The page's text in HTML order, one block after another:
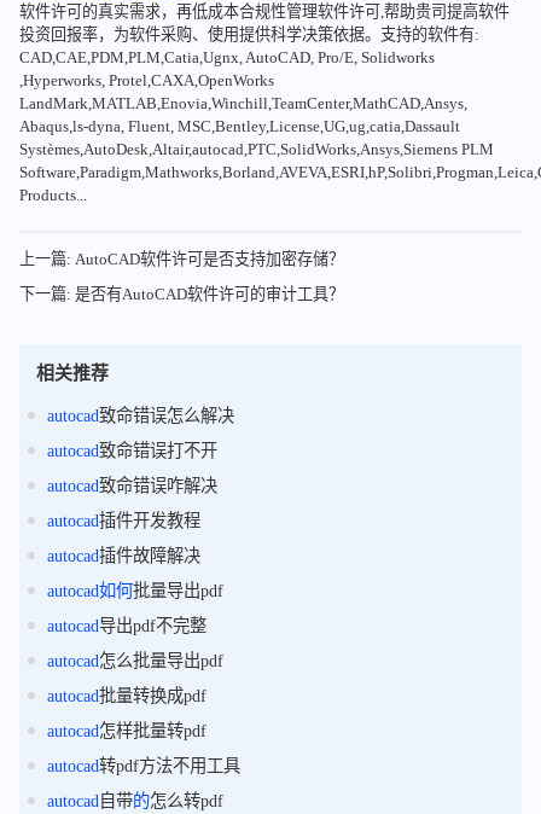
软件许可的真实需求，再低成本合规性管理软件许可,帮助贵司提高软件
投资回报率，为软件采购、使用提供科学决策依据。支持的软件有:
CAD,CAE,PDM,PLM,Catia,Ugnx, AutoCAD, Pro/E, Solidworks
,Hyperworks, Protel,CAXA,OpenWorks
LandMark,MATLAB,Enovia,Winchill,TeamCenter,MathCAD,Ansys,
Abaqus,ls-dyna, Fluent, MSC,Bentley,License,UG,ug,catia,Dassault
Systèmes,AutoDesk,Altair,autocad,PTC,SolidWorks,Ansys,Siemens PLM
Products...
上一篇: AutoCAD软件许可是否支持加密存储？
下一篇: 是否有AutoCAD软件许可的审计工具？
相关推荐
autocad致命错误怎么解决
autocad致命错误打不开
autocad致命错误咋解决
autocad插件开发教程
autocad插件故障解决
autocad如何批量导出pdf
autocad导出pdf不完整
autocad怎么批量导出pdf
autocad批量转换成pdf
autocad怎样批量转pdf
autocad转pdf方法不用工具
autocad 自带的怎么转pdf